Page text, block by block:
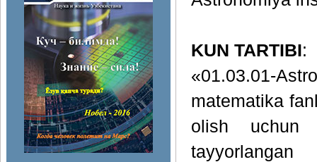
KUN TARTIBI:
«01.03.01-
matematika
olish uchun